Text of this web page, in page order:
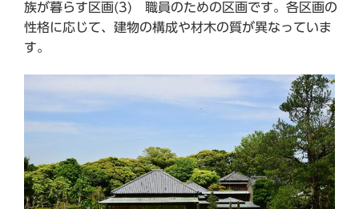
族が暮らす区画(3) 職員のための区画です。各区画の
性格に応じて、建物の構成や材木の質が異なっていま
す。